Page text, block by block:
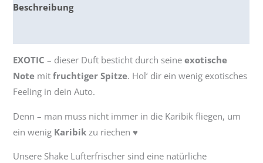
Beschreibung
EXOTIC – dieser Duft besticht durch seineexotische
Note mitfruchtiger Spitze. Hol‘ dir ein wenig exotisches
Feeling in dein Auto.
Denn – man muss nicht immer in die Karibik fliegen, um
ein wenig Karibik zu riechen ♥
Unsere Shake Lufterfrischer sind eine natürliche